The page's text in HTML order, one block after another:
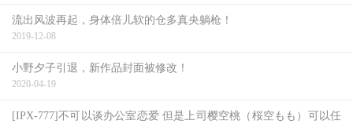
流出风波再起，身体倍儿软的仓多真央躺枪！
2019-12-08
小野夕子引退，新作品封面被修改！
2020-04-19
[IPX-777]不可以谈办公室恋爱 但是上司樱空桃（桜空もも）可以任